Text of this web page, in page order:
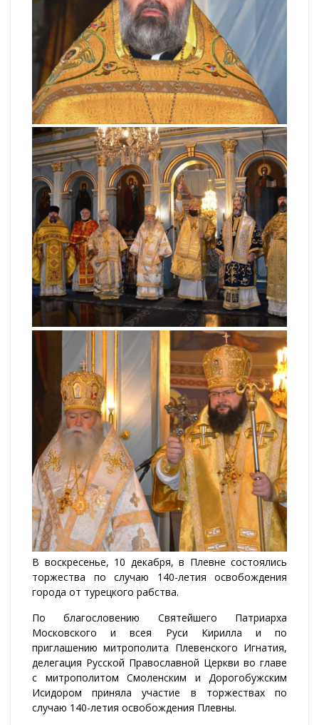
В воскресенье, 10 декабря, в Плевне состоялись
торжества по случаю 140-летия освобождения
города от турецкого рабства.
По благословению Святейшего Патриарха
Московского и всея Руси Кирилла и по
приглашению митрополита Плевенского Игнатия,
делегация Русской Православной Церкви во главе
с митрополитом Смоленским и Дорогобужским
Исидором приняла участие в торжествах по
случаю 140-летия освобождения Плевны.